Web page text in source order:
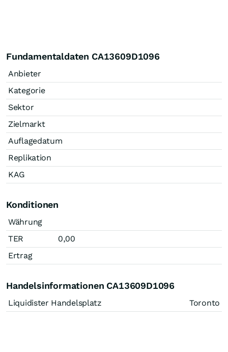
Fundamentaldaten CA13609D1096
Anbieter
Kategorie
Sektor
Zielmarkt
Auflagedatum
Replikation
KAG
Konditionen
Währung
TER
0,00
Ertrag
Handelsinformationen CA13609D1096
Liquidister Handelsplatz Toronto